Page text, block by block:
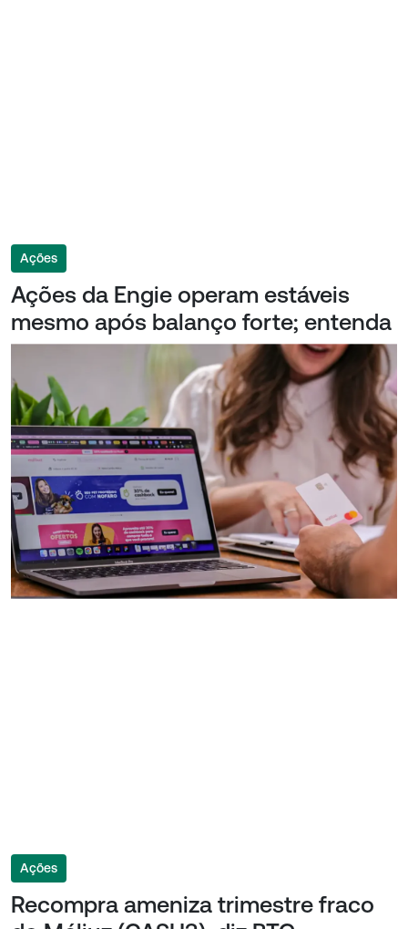
Ações
Ações da Engie operam estáveis
mesmo após balanço forte; entenda
Ações
Recompra ameniza trimestre fraco